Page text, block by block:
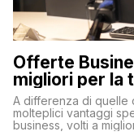
Offerte
migliori per la
A differenza di quelle
molteplici vantaggi
business, volti a